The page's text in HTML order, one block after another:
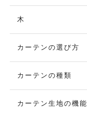
木
カーテンの選び方
カーテンの種類
カーテン生地の機能